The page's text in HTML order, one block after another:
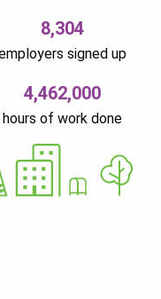
8,304
signed up
4,462,000
hours of work done